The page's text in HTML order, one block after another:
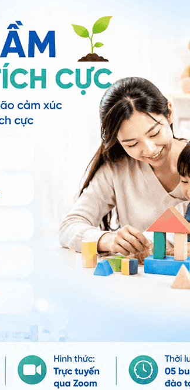
ngứa và đau nhói
giờ.
Vinmec và chấp thuận để
vệ DLCN.